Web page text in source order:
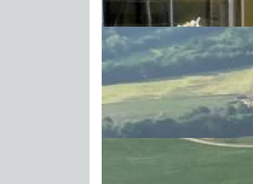
Sonnenschein
Ahornwald
Seite drucken